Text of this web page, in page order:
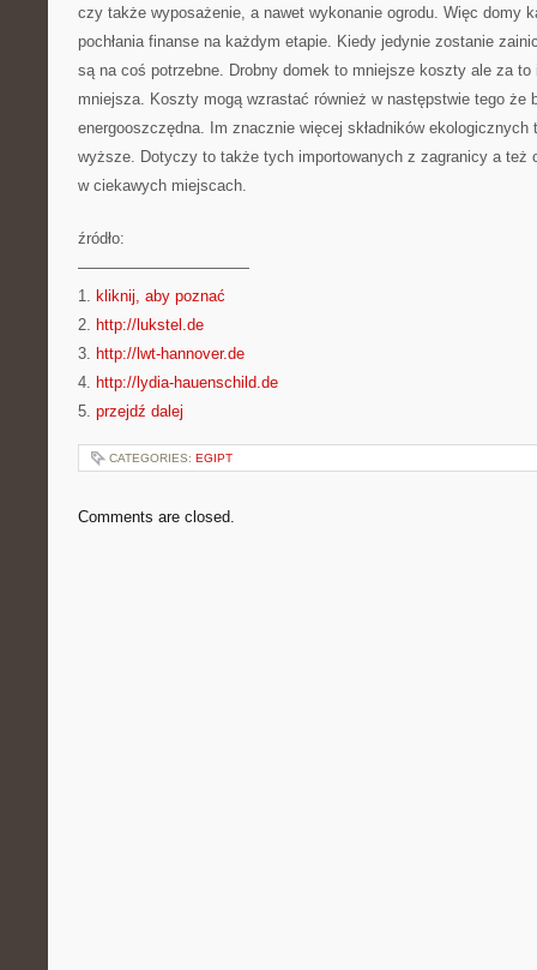
czy także wyposażenie, a nawet wykonanie ogrodu. Więc domy
pochłania finanse na każdym etapie. Kiedy jedynie zostanie
są na coś potrzebne. Drobny domek to mniejsze koszty ale za
mniejsza. Koszty mogą wzrastać również w następstwie tego że
energooszczędna. Im znacznie więcej składników
wyższe. Dotyczy to także tych importowanych z zagranicy a też
w ciekawych miejscach.
źródło:
———————————
1. kliknij, aby poznać
2. http://lukstel.de
3. http://lwt-hannover.de
4. http://lydia-hauenschild.de
5. przejdź dalej
CATEGORIES: EGIPT
Comments are closed.